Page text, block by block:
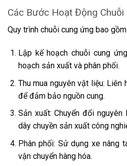
Các Bước Hoạt Động Chuỗi
Quy trình chuỗi cung ứng bao
Lập kế hoạch chuỗi cung
hoạch sản xuất và phân phối.
Thu mua nguyên vật liệu: Liên
để đảm bảo nguồn cung.
Sản xuất: Chuyển đổi
dây chuyền sản xuất công
Phân phối: Sử dụng xe nâng
vận chuyển hàng hóa.